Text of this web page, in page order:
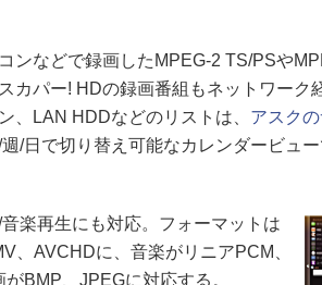
ンなどで録画したMPEG-2 TS/PSや
カパー! HDの録画番組もネットワーク
、LAN HDDなどのリストは、 アスク
/日で切り替え可能なカレンダービュー
楽再生にも対応。フォーマットは
、AVCHDに、音楽がリニアPCM、
BMP、JPEGに対応する。